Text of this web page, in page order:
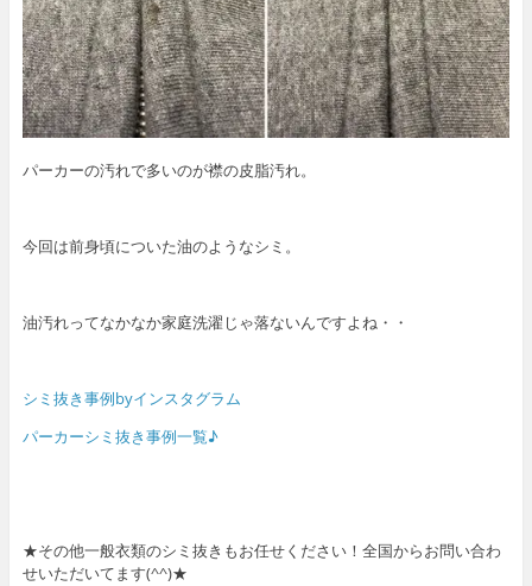
パーカーの汚れで多いのが襟の皮脂汚れ。
今回は前身頃についた油のようなシミ。
油汚れってなかなか家庭洗濯じゃ落ないんですよね・・
シミ抜き事例byインスタグラム
パーカーシミ抜き事例一覧♪
★その他一般衣類のシミ抜きもお任せください！全国からお問い合わ
せいただいてます(^^)★